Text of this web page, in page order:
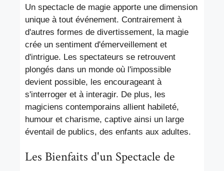
Un spectacle de magie apporte une dimension
unique à tout événement. Contrairement à
d'autres formes de divertissement, la magie
crée un sentiment d'émerveillement et
d'intrigue. Les spectateurs se retrouvent
plongés dans un monde où l'impossible
devient possible, les encourageant à
s'interroger et à interagir. De plus, les
magiciens contemporains allient habileté,
humour et charisme, captive ainsi un large
éventail de publics, des enfants aux adultes.
Les Bienfaits d'un Spectacle de